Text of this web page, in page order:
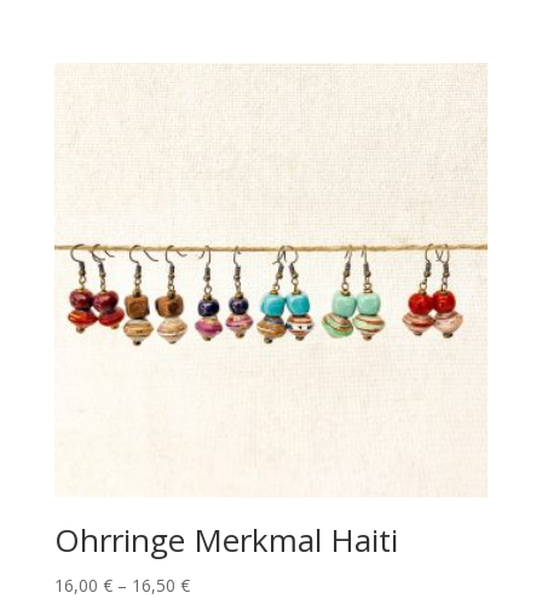
Ohrringe Merkmal Haiti
16,00 €– 16,50 €